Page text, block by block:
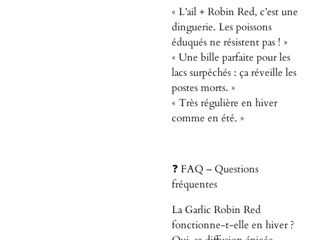
« L’ail + Robin Red, c’est une
dinguerie. Les poissons
éduqués ne résistent pas ! »
« Une bille parfaite pour les
lacs surpêchés : ça réveille les
postes morts. »
« Très régulière en hiver
comme en été. »
❓ FAQ – Questions
fréquentes
La Garlic Robin Red
fonctionne-t-elle en hiver ?